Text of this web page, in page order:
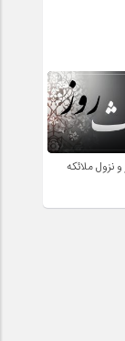
نزول ملائکه